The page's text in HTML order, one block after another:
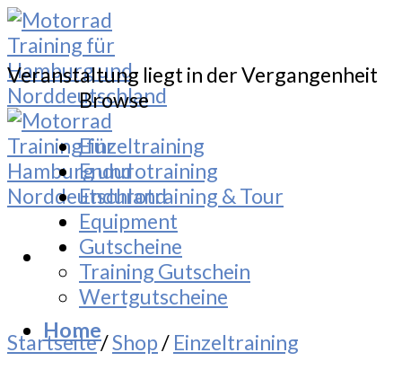
Skip
to
content
Home
Veranstaltung liegt in der Vergangenheit
Startseite/Shop/ Einzeltraining
Browse
Einzeltraining
Endurotraining
Endurotraining & Tour
Equipment
Gutscheine
Training Gutschein
Wertgutscheine